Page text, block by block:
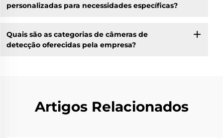
personalizadas para necessidades específicas?
Quais são as categorias de câmeras de
detecção oferecidas pela empresa?
Artigos Relacionados